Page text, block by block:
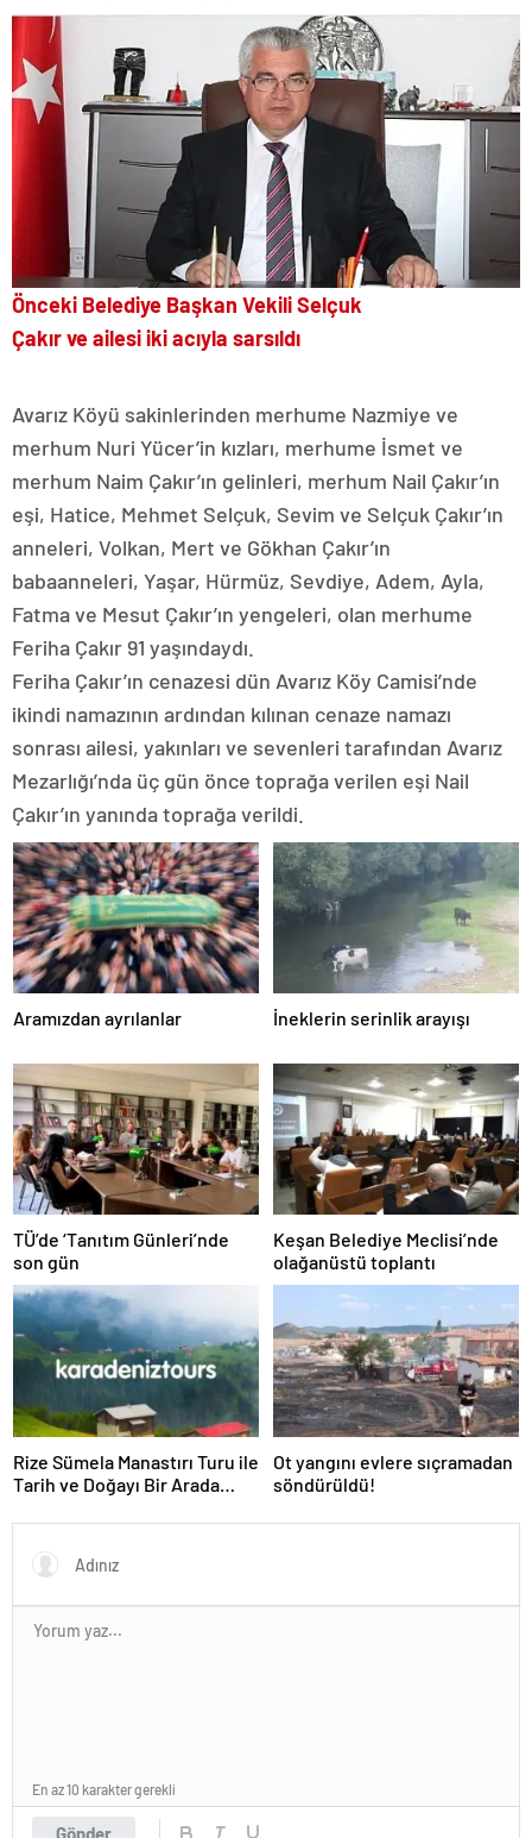
Önceki Belediye Başkan Vekili Selçuk
Çakır ve ailesi iki acıyla sarsıldı
Avarız Köyü sakinlerinden merhume Nazmiye ve
merhum Nuri Yücer’in kızları, merhume İsmet ve
merhum Naim Çakır’ın gelinleri, merhum Nail Çakır’ın
eşi, Hatice, Mehmet Selçuk, Sevim ve Selçuk Çakır’ın
anneleri, Volkan, Mert ve Gökhan Çakır’ın
babaanneleri, Yaşar, Hürmüz, Sevdiye, Adem, Ayla,
Fatma ve Mesut Çakır’ın yengeleri, olan merhume
Feriha Çakır 91 yaşındaydı.
Feriha Çakır’ın cenazesi dün Avarız Köy Camisi’nde
ikindi namazının ardından kılınan cenaze namazı
sonrası ailesi, yakınları ve sevenleri tarafından Avarız
Mezarlığı’nda üç gün önce toprağa verilen eşi Nail
Çakır’ın yanında toprağa verildi.
Aramızdan ayrılanlar İneklerin serinlik arayışı
TÜ’de ‘Tanıtım Günleri’nde
son gün
Keşan Belediye Meclisi’nde
olağanüstü toplantı
Rize Sümela Manastırı Turu ile
Tarih ve Doğayı Bir Arada
Ot yangını evlere sıçramadan
söndürüldü!
Gönder
En az 10 karakter gerekli